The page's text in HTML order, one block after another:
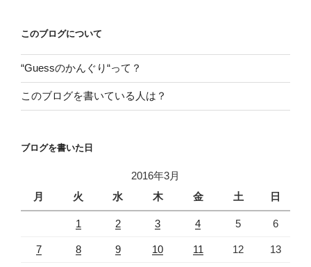
ン
このブログについて
“Guessのかんぐり“って？
このブログを書いている人は？
ブログを書いた日
2016年3月
月
火 水 木 金 土 日
1 2 3 4 5 6
7 8 9 10 11 12 13